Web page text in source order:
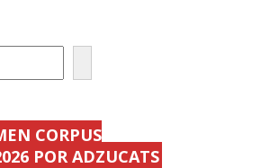
CORPUS
POR ADZUCATS